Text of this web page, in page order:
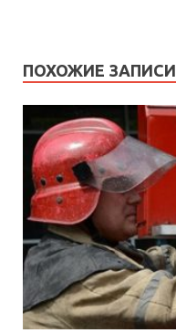
ПОХОЖИЕ ЗАПИСИ